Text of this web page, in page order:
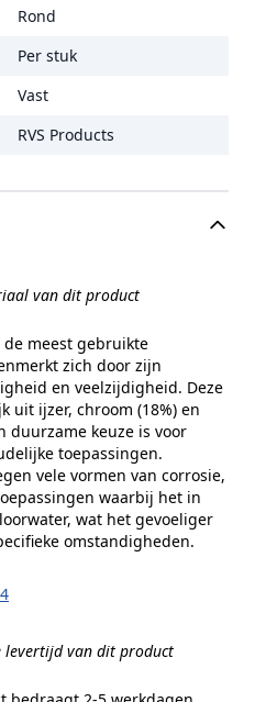
Rond
Per stuk
Vast
RVS Products
van dit product
de meest gebruikte
zich door zijn
en veelzijdigheid. Deze
uit ijzer, chroom (18%) en
duurzame keuze is voor
toepassingen.
vele vormen van corrosie,
waarbij het in
wat het gevoeliger
omstandigheden.
levertijd van dit product